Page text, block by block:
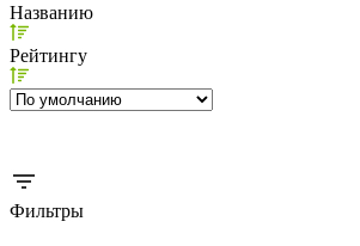
Названию
Рейтингу
Фильтры